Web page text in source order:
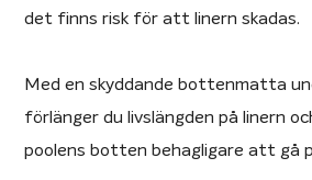
det finns risk för att linern skadas.
Med en skyddande bottenmatta
förlänger du livslängden på linern
poolens botten behagligare att gå